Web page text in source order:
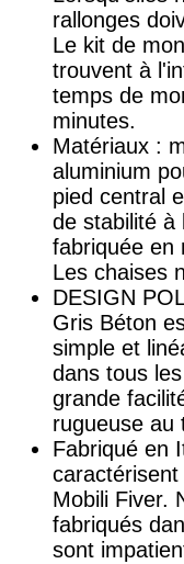
rallonges
Le kit de
trouvent à
temps de
minutes.
Matériaux :
aluminium
pied central
de stabilité à
fabriquée en
Les chaises
DESIGN
Gris Béton
simple et
dans tous
grande
rugueuse au
Fabriqué en
Mobili Fiver.
fabriqués
sont